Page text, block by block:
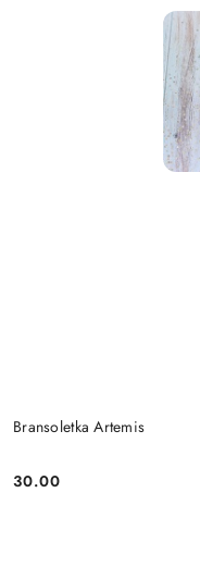
Bransoletka Artemis
Cena:
30.00